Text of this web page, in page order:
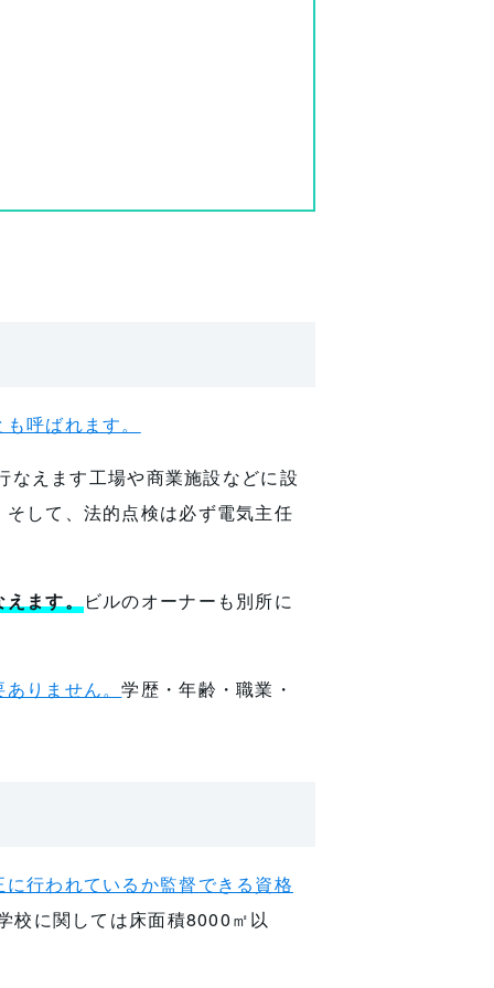
呼ばれます。
えます工場や商業施設などに設
して、法的点検は必ず電気主任
えます。ビルのオーナーも別所に
ありません。学歴・年齢・職業・
行われているか監督できる資格
校に関しては床面積8000㎡以